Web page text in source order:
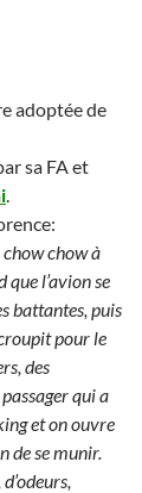
adoptée de
sa FA et
chow chow à
que l’avion se
battantes, puis
pour le
des
qui a
et on ouvre
de se munir.